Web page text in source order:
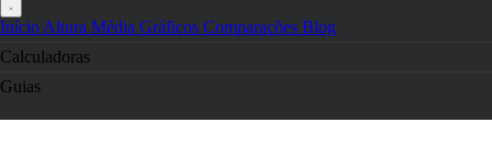
Início Altura Média Gráficos Comparações Blog
Calculadoras
Guias